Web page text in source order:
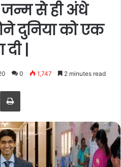
जन्म से ही अंधे
दुनिया को एक
|
0 1,747 2 minutes read
Telegram